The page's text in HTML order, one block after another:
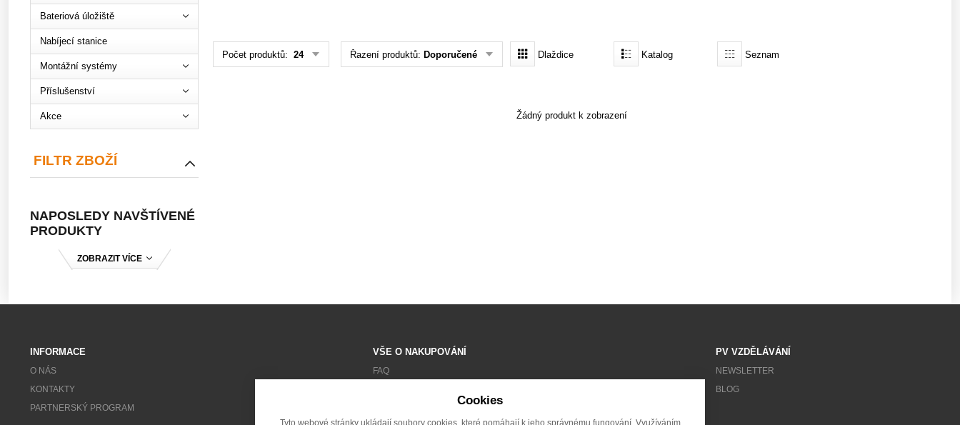
Počet produktů: 24 Řazení produktů: Doporučené Dlaždice Katalog Seznam
Žádný produkt k zobrazení
Bateriová úložiště
Nabíjecí stanice
Montážní systémy
Příslušenství
Akce
FILTR ZBOŽÍ
NAPOSLEDY NAVŠTÍVENÉ
PRODUKTY
ZOBRAZIT VÍCE
INFORMACE
O NÁS
KONTAKTY
PARTNERSKÝ PROGRAM
VŠE O NAKUPOVÁNÍ
FAQ
PV VZDĚLÁVÁNÍ
NEWSLETTER
BLOG
Cookies
Tyto webové stránky ukládají soubory cookies, které pomáhají k jeho správnému fungování. Využíváním